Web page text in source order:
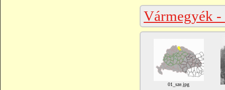
Vármegyék -
01_sze.jpg